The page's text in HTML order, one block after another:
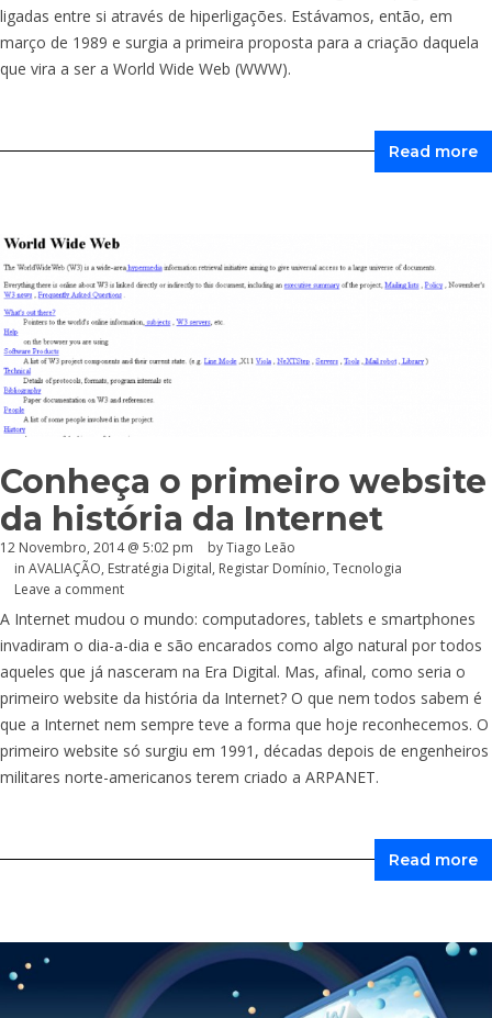
ligadas entre si através de hiperligações. Estávamos, então, em
março de 1989 e surgia a primeira proposta para a criação daquela
que vira a ser a World Wide Web (WWW).
Read more
Conheça o primeiro website
da história da Internet
12 Novembro, 2014 @ 5:02 pm
by Tiago Leão
in AVALIAÇÃO, Estratégia Digital, Registar Domínio, Tecnologia
Leave a comment
A Internet mudou o mundo: computadores, tablets e smartphones
invadiram o dia-a-dia e são encarados como algo natural por todos
aqueles que já nasceram na Era Digital. Mas, afinal, como seria o
primeiro website da história da Internet? O que nem todos sabem é
que a Internet nem sempre teve a forma que hoje reconhecemos. O
primeiro website só surgiu em 1991, décadas depois de engenheiros
militares norte-americanos terem criado a ARPANET.
Read more